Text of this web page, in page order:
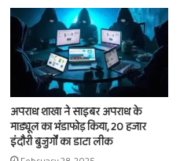
अपराध शाखा ने साइबर अपराध के
माड्यूल का भंडाफोड़ किया, 20 हजार
इंदौरी बुजुर्गों का डाटा लीक